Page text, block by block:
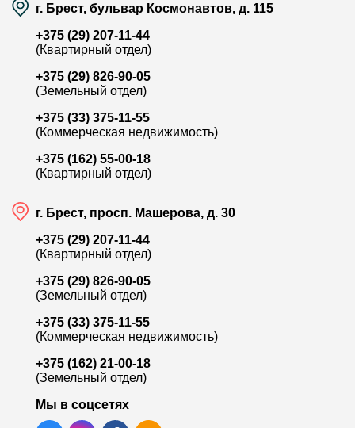
Продажа 3-комн. квартиры, 86 м²
Лот:
Площадь:
Смотреть на карте
г. Брест, бульвар Космонавтов, д. 115
+375 (29) 207-11-44
(Квартирный отдел)
+375 (29) 826-90-05
(Земельный отдел)
+375 (33) 375-11-55
(Коммерческая недвижимость)
+375 (162) 55-00-18
(Квартирный отдел)
г. Брест, просп. Машерова, д. 30
+375 (29) 207-11-44
(Квартирный отдел)
+375 (29) 826-90-05
(Земельный отдел)
+375 (33) 375-11-55
(Коммерческая недвижимость)
+375 (162) 21-00-18
(Земельный отдел)
Мы в соцсетях